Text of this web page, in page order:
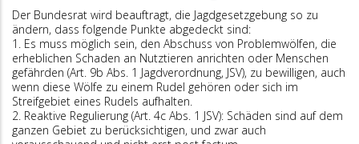
Der Bundesrat wird beauftragt, die Jagdgesetzgebung so zu
ändern, dass folgende Punkte abgedeckt sind:
1. Es muss möglich sein, den Abschuss von Problemwölfen, die
erheblichen Schaden an Nutztieren anrichten oder Menschen
gefährden (Art. 9b Abs. 1 Jagdverordnung, JSV), zu bewilligen, auch
wenn diese Wölfe zu einem Rudel gehören oder sich im
Streifgebiet eines Rudels aufhalten.
2. Reaktive Regulierung (Art. 4c Abs. 1 JSV): Schäden sind auf dem
ganzen Gebiet zu berücksichtigen, und zwar auch